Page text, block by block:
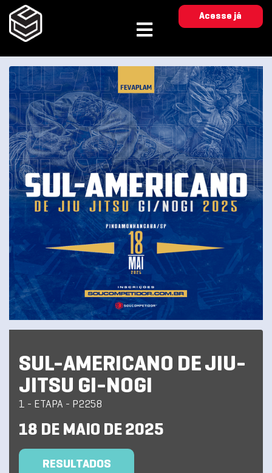
Acesse já
SUL-AMERICANO DE JIU-
JITSU GI-NOGI
1 - ETAPA - P2258
18 DE MAIO DE 2025
RESULTADOS